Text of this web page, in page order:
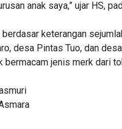
anak saya,” ujar HS,
keterangan
desa Pintas Tuo, dan
bermacam jenis merk dari